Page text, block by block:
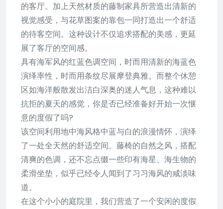
的客厅。加上天然材质的藤制家具所营造出清新的
视觉感受，与花草图案的靠包一同打造出一个舒适
的待客空间。这种设计不仅追求搭配的美感，更延
展了客厅的空间感。
具有海军风的红蓝色调空间，时而用清新的海蓝色
演绎率性，时而用条纹尽展摩登典雅。而整个休憩
区如海洋般散发出洁白深奥的迷人气息，这种难以
抗拒的夏天的感觉，你是否已经准备好开始一次惬
意的度假了吗?
该空间利用地中海风格中蓝与白的浪漫情怀，演绎
了一处全天然的舒适空间。藤椅的自然之风，搭配
清爽的色调，还不忘点缀一些印有海星、海生物的
柔滑坐垫，似乎已经令人闻到了习习海风的咸淡味
道。
在这个小小的庭院里，我们营造了一个安闲的度假